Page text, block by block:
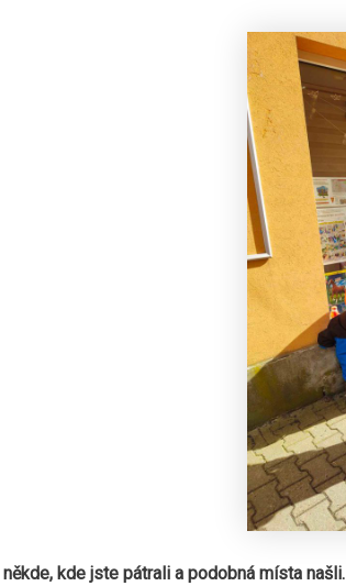
kde jste pátrali a podobná místa našli.